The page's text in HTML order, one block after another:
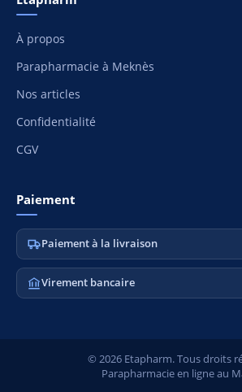
À propos
Parapharmacie à Meknès
Nos articles
Confidentialité
CGV
Paiement
Paiement à la livraison
Virement bancaire
© 2026 Etapharm. Tous droits
Parapharmacie en ligne au